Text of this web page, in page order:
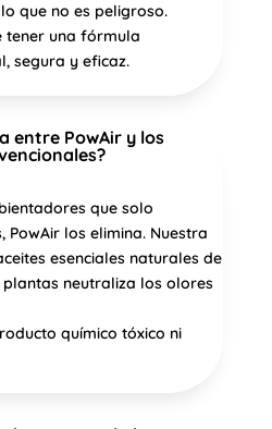
que no es peligroso.
tener una fórmula
segura y eficaz.
entre PowAir y los
que solo
los elimina. Nuestra
esenciales naturales de
neutraliza los olores
químico tóxico ni